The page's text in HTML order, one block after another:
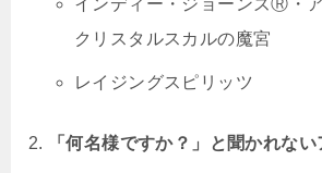
クリスタルスカルの魔宮
レイジングスピリッツ
「何名様ですか？」と聞かれな